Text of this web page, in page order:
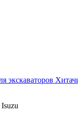
экскаваторов